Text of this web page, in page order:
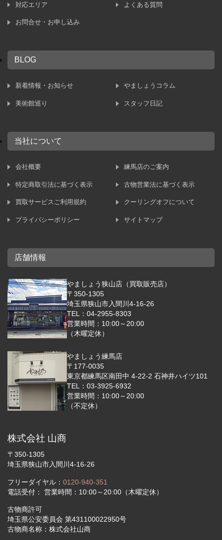
対応エリア よくある質問
お問合せ・お申し込み
BLOG
新着情報・お知らせ やましょうコラム
美術館巡り スタッフ日記
当社について
会社概要 練馬店のご案内
特定商取引法に基づく表示 古物営業法に基づく表示
買取サービスご利用規約 クーリングオフについて
プライバシーポリシー サイトマップ
店舗情報
やましょう狭山店（買取販売店）
〒350-1305
埼玉県狭山市入間川4-16-26
TEL：04-2955-8303
営業時間：10:00～20:00
（木曜定休）
やましょう練馬店
〒177-0035
東京都練馬区南田中 4-22-2 石神井ハイツ101
TEL：03-3925-6932
営業時間：10:00～20:00
（不定休）
株式会社 山商
〒350-1305
埼玉県狭山市入間川4-16-26
フリーダイヤル： 0120-940-351
電話受付： 営業時間：10:00～20:00（木曜定休）
古物商許可
埼玉県公安委員会 第431100022950号
古物商名称：株式会社山商